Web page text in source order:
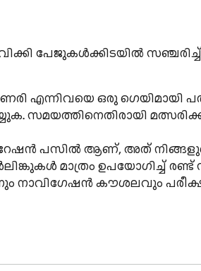
വിക്കി പേജുകൾക്കിടയിൽ
എന്നിവയെ ഒരു ഗെയിമായി
സമയത്തിനെതിരായി
പസിൽ ആണ്, അത്
മാത്രം ഉപയോഗിച്ച്
നാവിഗേഷൻ കൗശലവും
പേജിൽ നിന്ന്